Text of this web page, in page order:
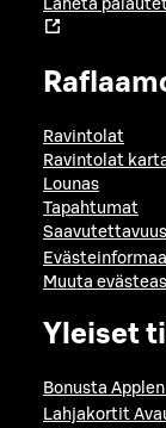
Lähetä
Ravintolat
Ravintolat
Lounas
Tapahtumat
Saavutettavuus
Muuta
Yleiset
Bonusta
Lahjakortit